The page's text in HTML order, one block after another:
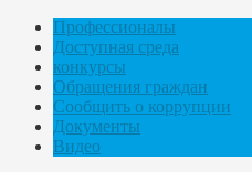
Профессионалы
Доступная среда
конкурсы
Обращения граждан
Сообщить о коррупции
Документы
Видео